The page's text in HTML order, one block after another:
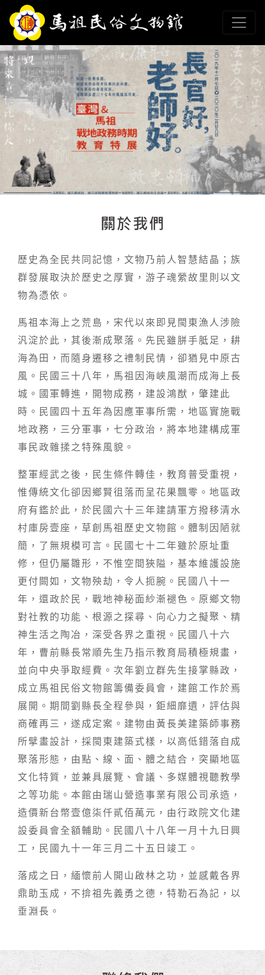
跳到主要內容
連江縣政府馬祖民俗文
網頁導覽
歷史為全民共同記憶，文物乃前人智慧結晶；族
群發展取決於歷史之厚實，游子魂縈故里則以文
物為憑依。
馬祖本海上之荒島，宋代以來即見閩東漁人涉險
汎淀於此，其後漸成聚落。先民雖胼手胝足，耕
海為田，而隨身遷移之禮制民情，卻猶見中原古
風。民國三十八年，馬祖因海峽風潮而成海上長
城。國軍轉進，開物成務，建設鴻猷，肇建此
時。民國四十五年為因應軍事所需，地區實施戰
地政務，三分軍事，七分政治，將本地建構成軍
事民政雜揉之特殊風貌。
整軍經武之後，民生條件轉佳，教育普受重視，
惟傳統文化卻因鄉賢徂落而呈花果飄零。地區政
府有鑑於此，於民國六十三年建請軍方撥移清水
村庫房壹座，草創馬祖歷史文物館。體制因陋就
簡，了無規模可言。民國七十二年雖於原址重
修，但仍屬雛形，不惟空間狹隘，基本維護設施
更付闕如，文物殃劫，令人扼腕。民國八十一
年，還政於民，戰地神秘面紗漸褪色。原鄉文物
對社教的功能、根源之探尋、向心力之擬聚、精
神生活之陶冶，深受各界之重視。民國八十六
年，曹前縣長常順先生乃指示教育局積極規畫，
並向中央爭取經費。次年劉立群先生接掌縣政，
成立馬祖民俗文物館籌備委員會，建館工作於焉
展開。期間劉縣長全程參與，鉅細靡遺，評估與
商確再三，遂成定案。建物由黃長美建築師事務
所擘畫設計，採閩東建築式樣，以高低錯落自成
聚落形態，由點、線、面、體之結合，突顯地區
文化特質，並兼具展覽、會議、多媒體視聽教學
之等功能。本館由瑞山營造事業有限公司承造，
造價新台幣壹億柒仟貳佰萬元，由行政院文化建
設委員會全額輔助。民國八十八年一月十九日興
工，民國九十一年三月二十五日竣工。
落成之日，緬懷前人開山啟林之功，並感戴各界
鼎助玉成，不揜祖先義勇之德，特勒石為記，以
垂淵長。